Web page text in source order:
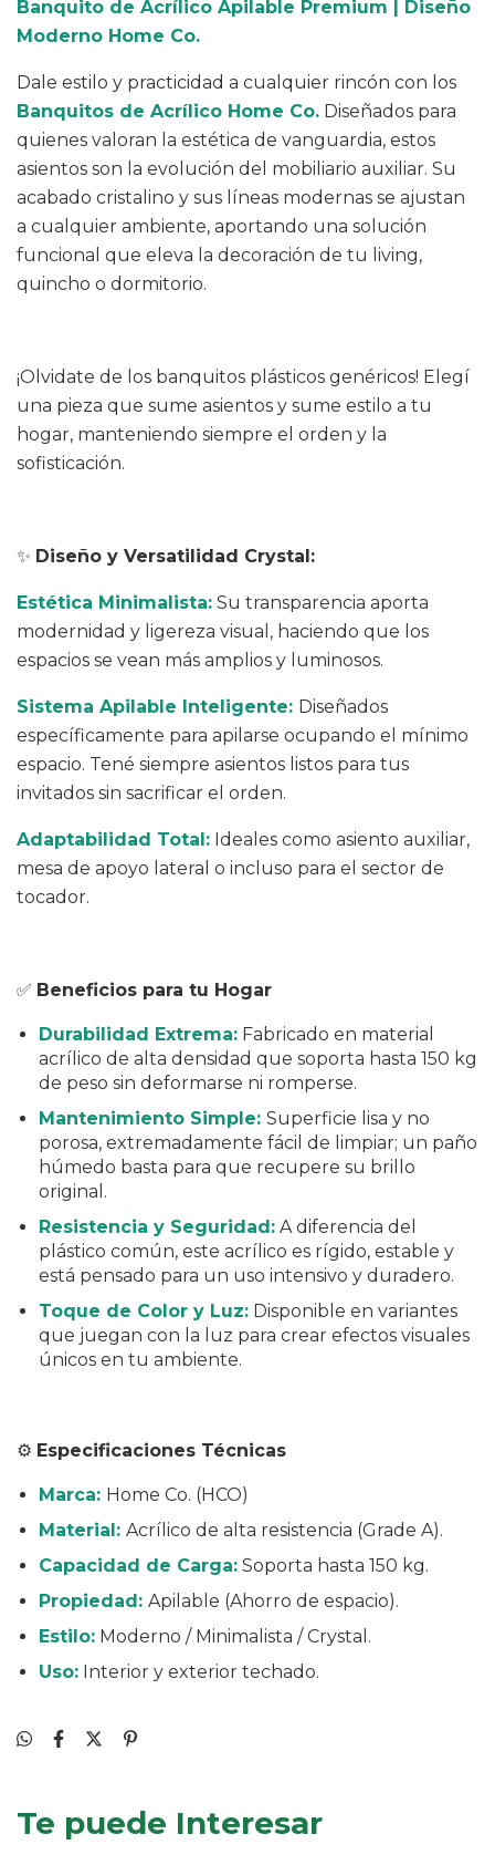
Banquito de Acrílico Apilable Premium | Diseño
Moderno Home Co.
Dale estilo y practicidad a cualquier rincón con los
Banquitos de Acrílico Home Co. Diseñados para
quienes valoran la estética de vanguardia, estos
asientos son la evolución del mobiliario auxiliar. Su
acabado cristalino y sus líneas modernas se ajustan
a cualquier ambiente, aportando una solución
funcional que eleva la decoración de tu living,
quincho o dormitorio.
¡Olvidate de los banquitos plásticos genéricos! Elegí
una pieza que sume asientos y sume estilo a tu
hogar, manteniendo siempre el orden y la
sofisticación.
✨ Diseño y Versatilidad Crystal:
Estética Minimalista: Su transparencia aporta
modernidad y ligereza visual, haciendo que los
espacios se vean más amplios y luminosos.
Sistema Apilable Inteligente: Diseñados
específicamente para apilarse ocupando el mínimo
espacio. Tené siempre asientos listos para tus
invitados sin sacrificar el orden.
Adaptabilidad Total: Ideales como asiento auxiliar,
mesa de apoyo lateral o incluso para el sector de
tocador.
✅ Beneficios para tu Hogar
Durabilidad Extrema: Fabricado en material
acrílico de alta densidad que soporta hasta 150 kg
de peso sin deformarse ni romperse.
Mantenimiento Simple: Superficie lisa y no
porosa, extremadamente fácil de limpiar; un paño
húmedo basta para que recupere su brillo
original.
Resistencia y Seguridad: A diferencia del
plástico común, este acrílico es rígido, estable y
está pensado para un uso intensivo y duradero.
Toque de Color y Luz: Disponible en variantes
que juegan con la luz para crear efectos visuales
únicos en tu ambiente.
⚙️ Especificaciones Técnicas
Marca: Home Co. (HCO)
Material: Acrílico de alta resistencia (Grade A).
Capacidad de Carga: Soporta hasta 150 kg.
Propiedad: Apilable (Ahorro de espacio).
Estilo: Moderno / Minimalista / Crystal.
Uso: Interior y exterior techado.
Te puede Interesar